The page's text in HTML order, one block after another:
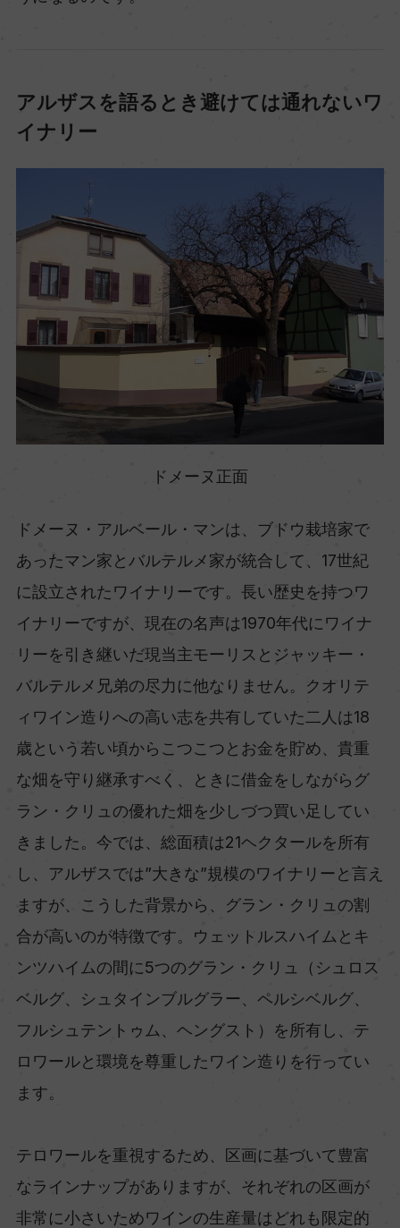
アルザスを語るとき避けては通れないワ
イナリー
ドメーヌ正面
ドメーヌ・アルベール・マンは、ブドウ栽培家で
あったマン家とバルテルメ家が統合して、17世紀
に設立されたワイナリーです。長い歴史を持つワ
イナリーですが、現在の名声は1970年代にワイナ
リーを引き継いだ現当主モーリスとジャッキー・
バルテルメ兄弟の尽力に他なりません。クオリテ
ィワイン造りへの高い志を共有していた二人は18
歳という若い頃からこつこつとお金を貯め、貴重
な畑を守り継承すべく、ときに借金をしながらグ
ラン・クリュの優れた畑を少しづつ買い足してい
きました。今では、総面積は21ヘクタールを所有
し、アルザスでは”大きな”規模のワイナリーと言え
ますが、こうした背景から、グラン・クリュの割
合が高いのが特徴です。ウェットルスハイムとキ
ンツハイムの間に5つのグラン・クリュ（シュロス
ベルグ、シュタインブルグラー、ペルシベルグ、
フルシュテントゥム、ヘングスト）を所有し、テ
ロワールと環境を尊重したワイン造りを行ってい
ます。
テロワールを重視するため、区画に基づいて豊富
なラインナップがありますが、それぞれの区画が
非常に小さいためワインの生産量はどれも限定的